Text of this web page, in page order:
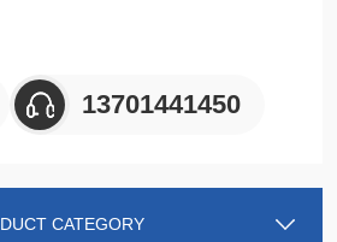
13701441450
CATEGORY